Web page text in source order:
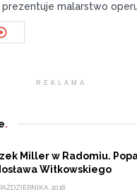
prezentuje malarstwo
REKLAMA
.
Miller w Radomiu.
Witkowskiego
2018